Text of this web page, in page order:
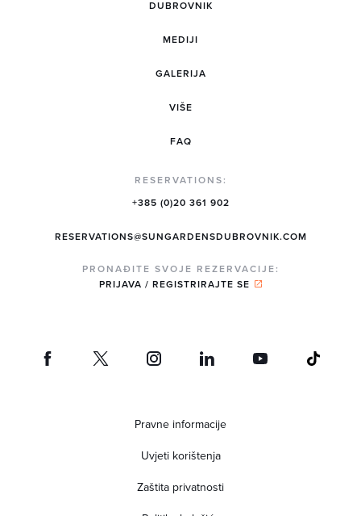
DUBROVNIK
MEDIJI
GALERIJA
VIŠE
FAQ
RESERVATIONS:
+385 (0)20 361 902
RESERVATIONS@SUNGARDENSDUBROVNIK.COM
PRONAĐITE SVOJE REZERVACIJE:
PRIJAVA / REGISTRIRAJTE SE
Pravne informacije
Uvjeti korištenja
Zaštita privatnosti